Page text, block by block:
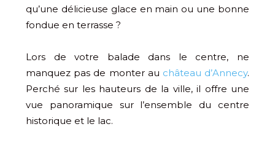
qu’une délicieuse glace en main ou une bonne
fondue en terrasse ?
Lors de votre balade dans le centre, ne
manquez pas de monter au château d’Annecy.
Perché sur les hauteurs de la ville, il offre une
vue panoramique sur l’ensemble du centre
historique et le lac.